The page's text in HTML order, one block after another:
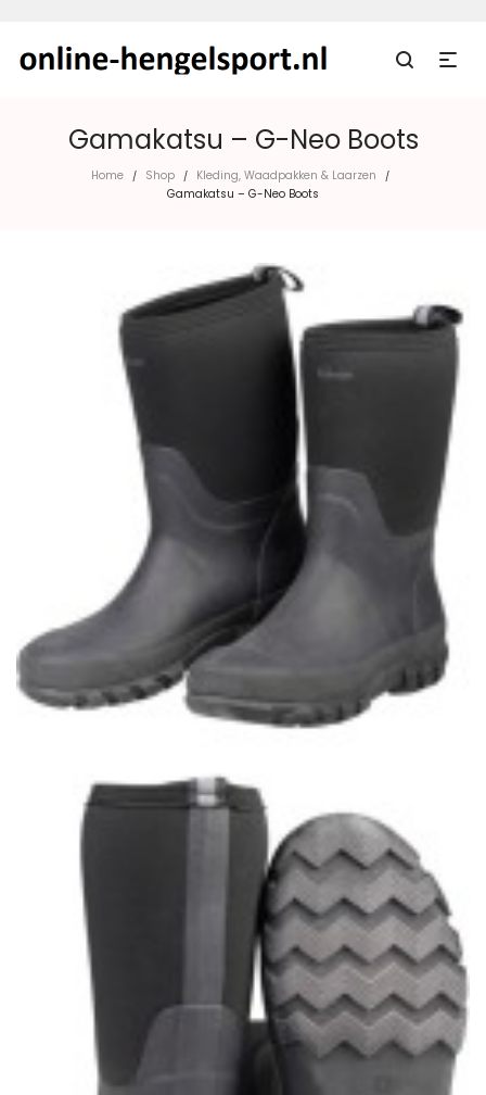
Gamakatsu – G-Neo Boots
Home / Shop / Kleding, Waadpakken & Laarzen /
Gamakatsu – G-Neo Boots